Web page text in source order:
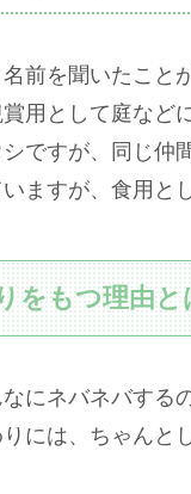
名前を聞いたこ
用として庭など
ですが、同じ仲
ますが、食用と
をもつ理由と
なにネバネバす
には、ちゃんと